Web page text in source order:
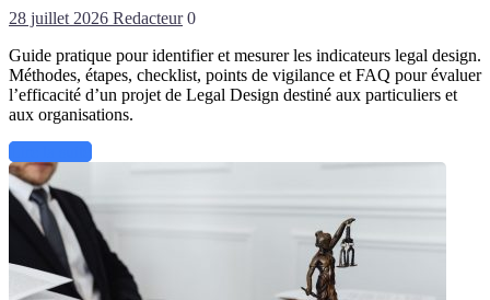
28 juillet 2026 Redacteur 0
Guide pratique pour identifier et mesurer les indicateurs legal design.
Méthodes, étapes, checklist, points de vigilance et FAQ pour évaluer
l’efficacité d’un projet de Legal Design destiné aux particuliers et
aux organisations.